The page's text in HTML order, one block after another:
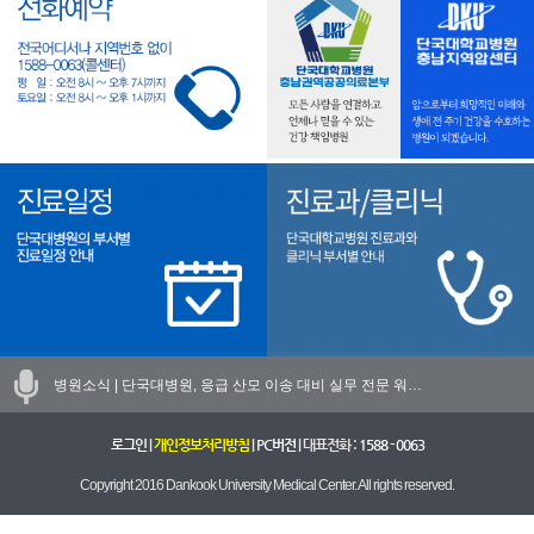
병원소식 | 단국대병원, 응급 산모 이송 대비 실무 전문 워…
로그인| 개인정보처리방침| PC버전| 대표전화 : 1588 - 0063
Copyright 2016 Dankook University Medical Center. All rights reserved.